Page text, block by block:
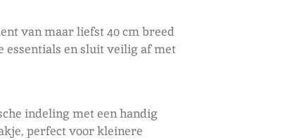
van maar liefst 40 cm breed
en sluit veilig af met
indeling met een handig
perfect voor kleinere